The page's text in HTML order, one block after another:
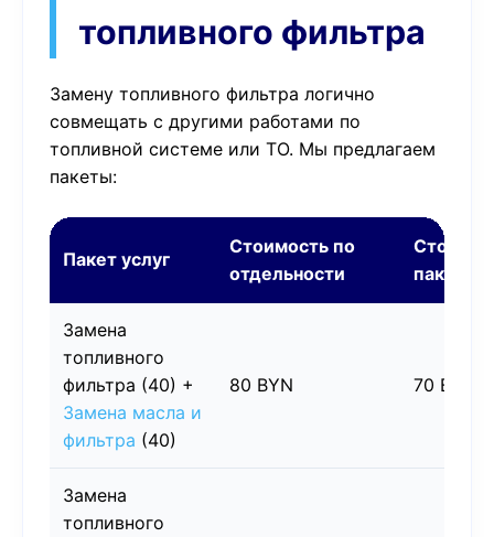
топливного фильтра
Замену топливного фильтра логично
совмещать с другими работами по
топливной системе или ТО. Мы предлагаем
пакеты:
Пакет услуг
Стоимость по
отдельности
пакета
Замена
топливного
фильтра (40) +
Замена масла и
фильтра (40)
80 BYN 70 BYN
Замена
топливного